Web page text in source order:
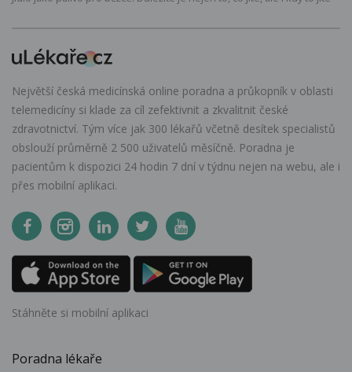
Největší česká medicínská online poradna a průkopník v oblasti
telemedicíny si klade za cíl zefektivnit a zkvalitnit české
zdravotnictví. Tým více jak 300 lékařů včetně desítek specialistů
obslouží průměrně 2 500 uživatelů měsíčně. Poradna je
pacientům k dispozici 24 hodin 7 dní v týdnu nejen na webu, ale i
přes mobilní aplikaci.
Stáhněte si mobilní aplikaci
Poradna lékaře